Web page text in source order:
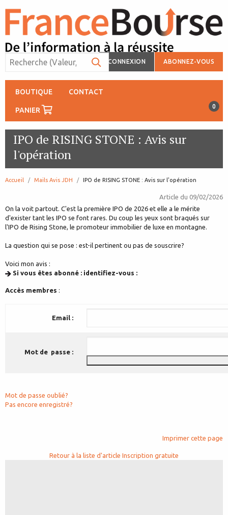
CONNEXION ABONNEZ-VOUS
BOUTIQUE CONTACT
PANIER 0
IPO de RISING STONE : Avis sur
l'opération
Accueil Mails Avis JDH page:
IPO de RISING STONE : Avis sur l'opération
Article du 09/02/2026
On la voit partout. C'est la première IPO de 2026 et elle a le mérite
d'exister tant les IPO se font rares. Du coup les yeux sont braqués sur
l'IPO de Rising Stone, le promoteur immobilier de luxe en montagne.
La question qui se pose : est-il pertinent ou pas de souscrire?
Voici mon avis :
Si vous êtes abonné : identifiez-vous :
Accès membres :
Email :
Mot de passe :
Mot de passe oublié?
Pas encore enregistré?
Imprimer cette page
Retour à la liste d'article Inscription gratuite